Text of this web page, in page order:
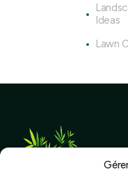
Ideas
Lawn